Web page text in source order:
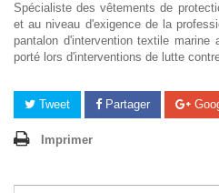
Spécialiste des vêtements de
et au niveau d'exigence de la
pantalon d'intervention textile
porté lors d'interventions de lutte
Tweet Partager
Imprimer